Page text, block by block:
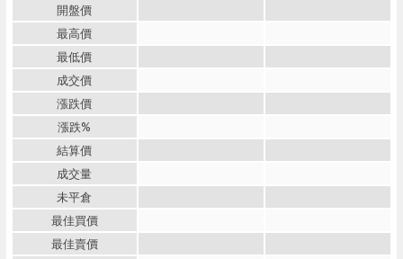
開盤價
最高價
最低價
成交價
漲跌價
漲跌%
結算價
成交量
未平倉
最佳買價
最佳賣價